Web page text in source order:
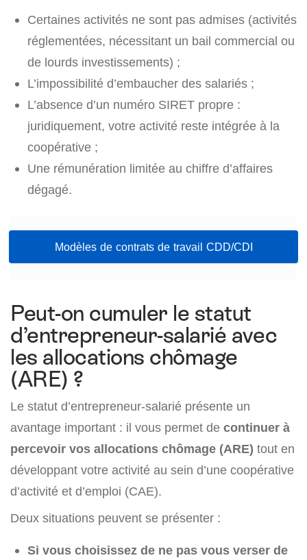
Certaines activités ne sont pas admises (activités
réglementées, nécessitant un bail commercial ou
de lourds investissements) ;
L’impossibilité d’embaucher des salariés ;
L’absence d’un numéro SIRET propre :
juridiquement, votre activité reste intégrée à la
coopérative ;
Une rémunération limitée au chiffre d’affaires
dégagé.
Modèles de contrats de travail CDD/CDI
Peut-on cumuler le statut
d’entrepreneur-salarié avec
les allocations chômage
(ARE) ?
Le statut d’entrepreneur-salarié présente un
avantage important : il vous permet de continuer à
percevoir vos allocations chômage (ARE) tout en
développant votre activité au sein d’une coopérative
d’activité et d’emploi (CAE).
Deux situations peuvent se présenter :
Si vous choisissez de ne pas vous verser de